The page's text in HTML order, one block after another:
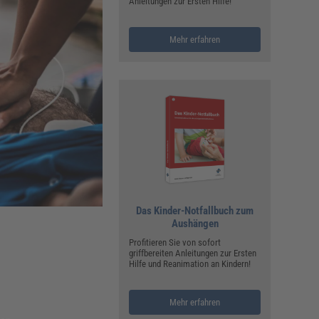
& Haustechnik
Personalmanagement
& Arbeitshilfen
(AKADEMIE HERKERT)
Mehr erfahren
Das Kinder-Notfallbuch zum
Aushängen
Profitieren Sie von sofort
griffbereiten Anleitungen zur Ersten
Hilfe und Reanimation an Kindern!
Mehr erfahren